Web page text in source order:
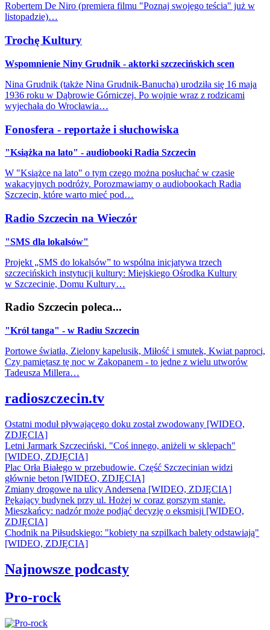
Robertem De Niro (premiera filmu "Poznaj swojego teścia" już w
listopadzie)…
Trochę Kultury
Wspomnienie Niny Grudnik - aktorki szczecińskich scen
Nina Grudnik (także Nina Grudnik-Banucha) urodziła się 16 maja
1936 roku w Dąbrowie Górniczej. Po wojnie wraz z rodzicami
wyjechała do Wrocławia…
Fonosfera - reportaże i słuchowiska
"Książka na lato" - audiobooki Radia Szczecin
W "Książce na lato" o tym czego można posłuchać w czasie
wakacyjnych podróży. Porozmawiamy o audiobookach Radia
Szczecin, które warto mieć pod…
Radio Szczecin na Wieczór
"SMS dla lokalsów"
Projekt „SMS do lokalsów” to wspólna inicjatywa trzech
szczecińskich instytucji kultury: Miejskiego Ośrodka Kultury
w Szczecinie, Domu Kultury…
Radio Szczecin poleca...
"Król tanga" - w Radiu Szczecin
Portowe światła, Zielony kapelusik, Miłość i smutek, Kwiat paproci,
Czy pamiętasz tę noc w Zakopanem - to jedne z wielu utworów
Tadeusza Millera…
radioszczecin.tv
Ostatni moduł pływającego doku został zwodowany [WIDEO,
ZDJĘCIA]
Letni Jarmark Szczeciński. "Coś innego, aniżeli w sklepach"
[WIDEO, ZDJĘCIA]
Plac Orła Białego w przebudowie. Część Szczecinian widzi
głównie beton [WIDEO, ZDJĘCIA]
Zmiany drogowe na ulicy Andersena [WIDEO, ZDJĘCIA]
Pękający budynek przy ul. Hożej w coraz gorszym stanie.
Mieszkańcy: nadzór może podjąć decyzję o eksmisji [WIDEO,
ZDJĘCIA]
Chodnik na Piłsudskiego: "kobiety na szpilkach balety odstawiają"
[WIDEO, ZDJĘCIA]
Najnowsze podcasty
Pro-rock